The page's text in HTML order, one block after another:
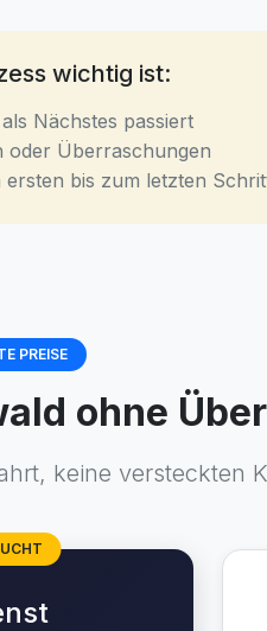
wichtig ist:
Nächstes passiert
oder Überraschungen
bis zum letzten
PREISE
ohne
keine versteckten